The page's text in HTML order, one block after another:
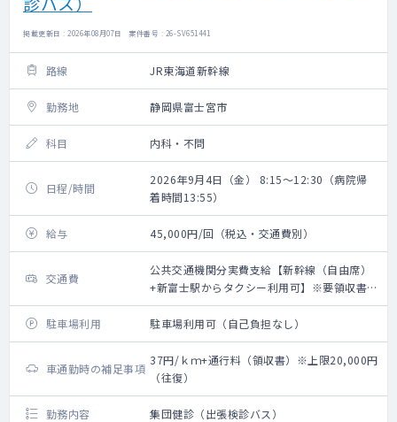
掲載更新日 : 2026年08月07日 案件番号 : 26-SV651441
路線 JR東海道新幹線
勤務地 静岡県富士宮市
科目 内科・不問
日程/時間
2026年9月4日（金） 8:15～12:30（病院帰
着時間13:55）
給与 45,000円/回（税込・交通費別）
交通費
公共交通機関分実費支給【新幹線（自由席）
+新富士駅からタクシー利用可】※要領収書・
上限20,000円（往復）
駐車場利用
駐車場利用可（自己負担なし）
車通勤時の補足事項
37円/ｋｍ+通行料（領収書）※上限20,000円
（往復）
勤務内容 集団健診（出張検診バス）